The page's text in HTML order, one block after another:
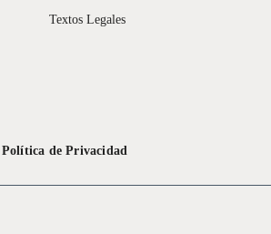
Textos Legales
Política de Privacidad